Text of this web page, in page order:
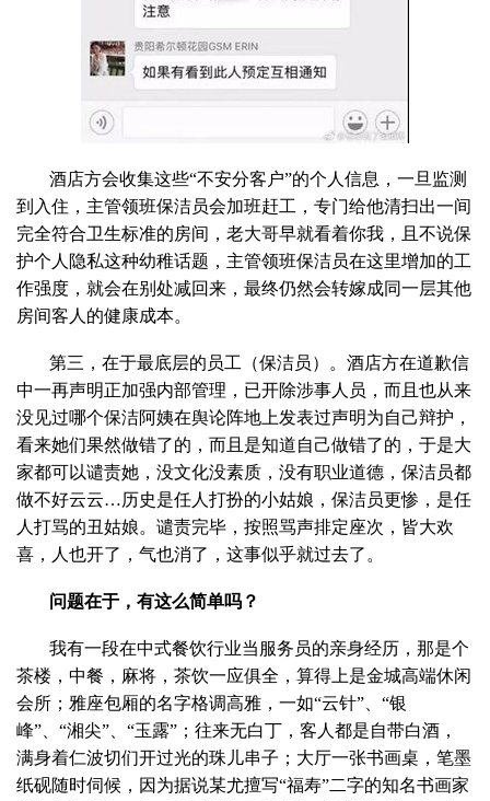
酒店方会收集这些“不安分客户”的个人信息，一旦监测
到入住，主管领班保洁员会加班赶工，专门给他清扫出一间
完全符合卫生标准的房间，老大哥早就看着你我，且不说保
护个人隐私这种幼稚话题，主管领班保洁员在这里增加的工
作强度，就会在别处减回来，最终仍然会转嫁成同一层其他
房间客人的健康成本。
第三，在于最底层的员工（保洁员）。酒店方在道歉信
中一再声明正加强内部管理，已开除涉事人员，而且也从来
没见过哪个保洁阿姨在舆论阵地上发表过声明为自己辩护，
看来她们果然做错了的，而且是知道自己做错了的，于是大
家都可以谴责她，没文化没素质，没有职业道德，保洁员都
做不好云云…历史是任人打扮的小姑娘，保洁员更惨，是任
人打骂的丑姑娘。谴责完毕，按照骂声排定座次，皆大欢
喜，人也开了，气也消了，这事似乎就过去了。
问题在于，有这么简单吗？
我有一段在中式餐饮行业当服务员的亲身经历，那是个
茶楼，中餐，麻将，茶饮一应俱全，算得上是金城高端休闲
会所；雅座包厢的名字格调高雅，一如“云针”、“银
峰”、“湘尖”、“玉露”；往来无白丁，客人都是自带白酒，
满身着仁波切们开过光的珠儿串子；大厅一张书画桌，笔墨
纸砚随时伺候，因为据说某尤擅写“福寿”二字的知名书画家